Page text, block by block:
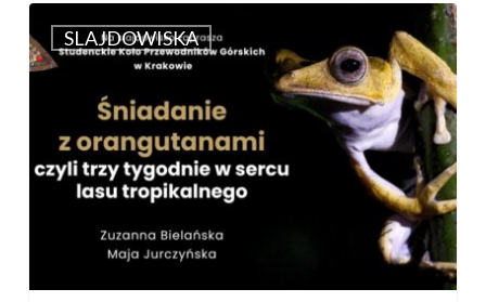
SLAJDOWISKA
Zaproszenie
na
slajdowisko:
orangutanami,
czyli
trzy
tygodnie